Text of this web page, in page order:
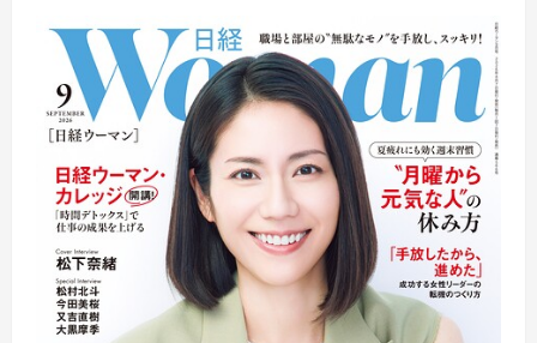
イ
ン
ア
イ
デ
ン
テ
ィ
テ
ィ
を
守
る
つ
い
て
心
が
育
ち、
自
分
で
考
え
る
力
が
身
に
つ
く！
親